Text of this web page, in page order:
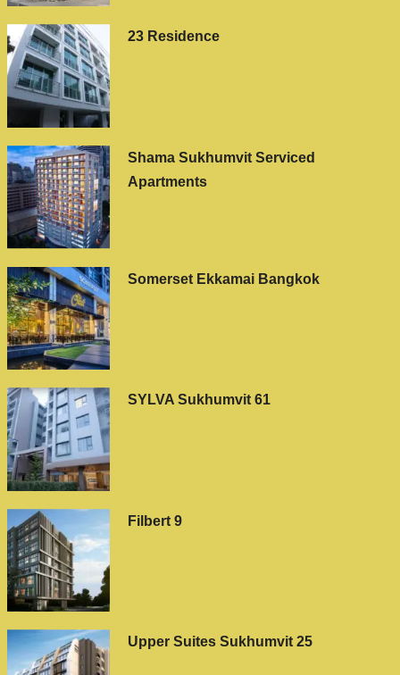
23 Residence
Shama Sukhumvit Serviced
Apartments
Somerset Ekkamai Bangkok
SYLVA Sukhumvit 61
Filbert 9
Upper Suites Sukhumvit 25